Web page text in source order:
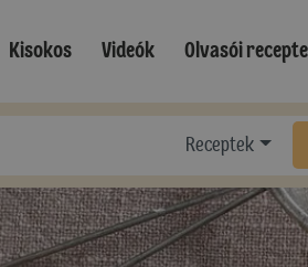
Kisokos Videók Olvasói
Receptek